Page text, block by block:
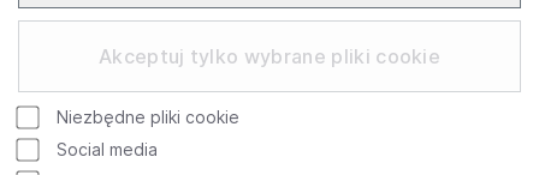
następnie wyświetlania odpowiednich reklam. Jeśli nie zezwolisz
Twoich interesów.
Funkcjonalne pliki cookie
Te pliki cookie umożliwiają naszej witrynie oferowanie
dodatkowych funkcji i ustawień osobistych. Mogą być ustawione
przez nas lub przez zewnętrznych dostawców usług, których
Akceptuj tylko wybrane pliki cookie
Niezbędne pliki cookie
Social media